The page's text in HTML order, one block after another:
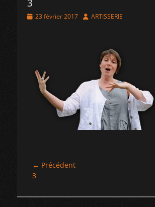
3
Posted
23 février 2017 Author
ARTISSERIE
Navigation
de
← Précédent
Article
3